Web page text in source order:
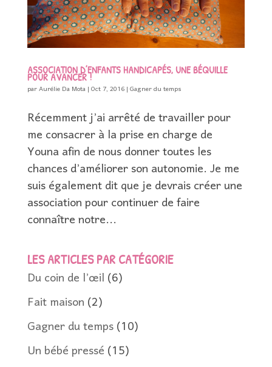
ASSOCIATION D’ENFANTS HANDICAPÉS, UNE BÉQUILLE
POUR AVANCER !
parAurélie Da Mota|Oct 7, 2016|Gagner du temps
Récemment j’ai arrêté de travailler pour
me consacrer à la prise en charge de
Youna afin de nous donner toutes les
chances d’améliorer son autonomie. Je me
suis également dit que je devrais créer une
association pour continuer de faire
connaître notre...
LES ARTICLES PAR CATÉGORIE
Du coin de l’œil(6)
Fait maison(2)
Gagner du temps(10)
Un bébé pressé(15)